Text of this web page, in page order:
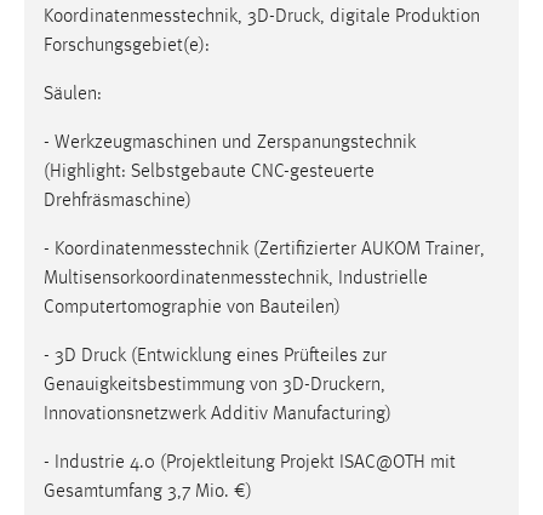
Koordinatenmesstechnik, 3D-Druck, digitale Produktion
Forschungsgebiet(e):
Säulen:
- Werkzeugmaschinen und Zerspanungstechnik
(Highlight: Selbstgebaute CNC-gesteuerte
Drehfräsmaschine)
- Koordinatenmesstechnik (Zertifizierter AUKOM Trainer,
Multisensorkoordinatenmesstechnik, Industrielle
Computertomographie von Bauteilen)
- 3D Druck (Entwicklung eines Prüfteiles zur
Genauigkeitsbestimmung von 3D-Druckern,
Innovationsnetzwerk Additiv Manufacturing)
- Industrie 4.0 (Projektleitung Projekt ISAC@OTH mit
Gesamtumfang 3,7 Mio. €)
Name:
fe_user, be_user, be_lastLoginProvider
Zweck:
einloggen zu können.
Cookie Laufzeit:
STATISTIK
Statistik Cookies erfassen Informationen anonym.
Diese Informationen helfen uns zu verstehen, wie
unsere Besucher unsere Website nutzen.
Matomo